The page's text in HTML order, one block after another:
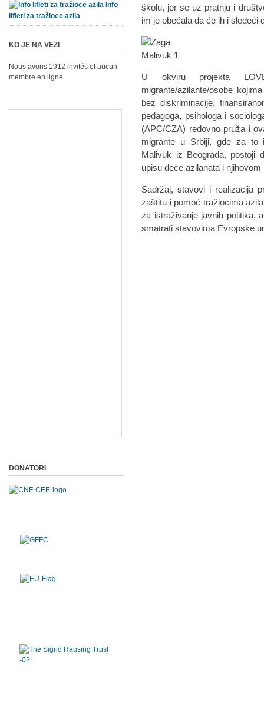
školu, jer se uz pratnju i
im je obećala da će ih i sledeći
U okviru projekta
migrante/azilante/osobe
bez diskriminacije,
pedagoga, psihologa i
(APC/CZA) redovno pruža i
migrante u Srbiji, gde za to
Malivuk iz Beograda, postoji
upisu dece azilanata i
Sadržaj, stavovi i realizacija
zaštitu i pomoć tražiocima
za istraživanje javnih politika,
smatrati stavovima Evropske
Info
lifleti za tražioce azila
KO JE NA VEZI
Nous avons 1912 invités et aucun
membre en ligne
DONATORI